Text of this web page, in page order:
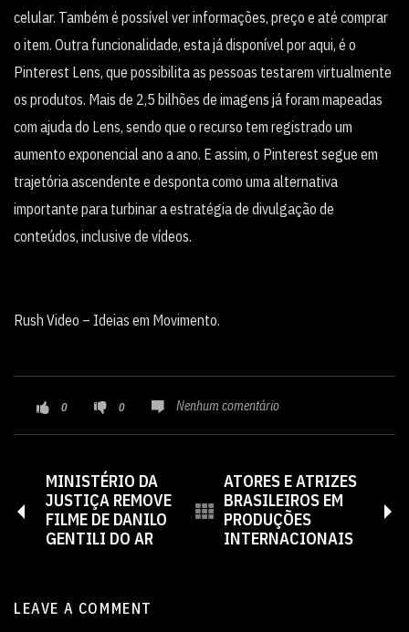
celular. Também é possível ver informações, preço e até comprar
o item. Outra funcionalidade, esta já disponível por aqui, é o
Pinterest Lens, que possibilita as pessoas testarem virtualmente
os produtos. Mais de 2,5 bilhões de imagens já foram mapeadas
com ajuda do Lens, sendo que o recurso tem registrado um
aumento exponencial ano a ano. E assim, o Pinterest segue em
trajetória ascendente e desponta como uma alternativa
importante para turbinar a estratégia de divulgação de
conteúdos, inclusive de vídeos.
Rush Video – Ideias em Movimento.
0 0 Nenhum comentário
MINISTÉRIO DA
JUSTIÇA REMOVE
FILME DE DANILO
GENTILI DO AR
ATORES E ATRIZES
BRASILEIROS EM
PRODUÇÕES
INTERNACIONAIS
LEAVE A COMMENT